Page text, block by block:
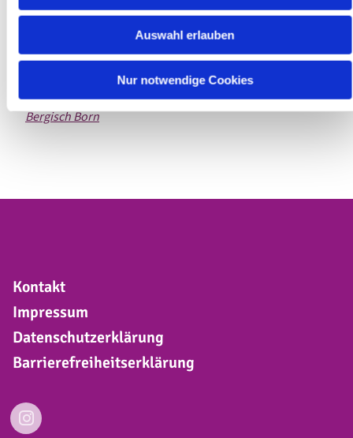
Auswahl erlauben
Nur notwendige Cookies
Pfarrerin Dr. Anke Mühling,Ev. Kirchengemeinde
Bergisch Born
Kontakt
Impressum
Datenschutzerklärung
Barrierefreiheitserklärung